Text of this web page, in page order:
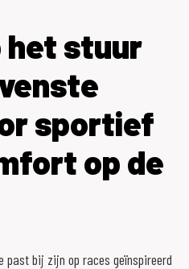
het stuur
sportief
op de
past bij zijn op races geïnspireerd